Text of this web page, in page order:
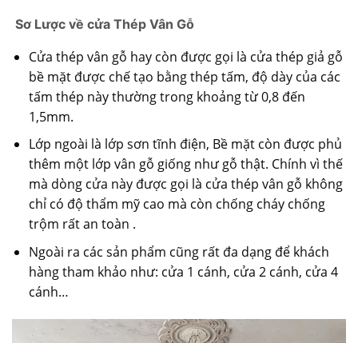
Sơ Lược về cửa Thép Vân Gỗ
Cửa thép vân gỗ hay còn được gọi là cửa thép giả gỗ
bề mặt được chế tạo bằng thép tấm, độ dày của các
tấm thép này thường trong khoảng từ 0,8 đến
1,5mm.
Lớp ngoài là lớp sơn tĩnh điện, Bề mặt còn được phủ
thêm một lớp vân gỗ giống như gỗ thật. Chính vì thế
mà dòng cửa này được gọi là cửa thép vân gỗ không
chỉ có độ thẩm mỹ cao mà còn chống cháy chống
trộm rất an toàn .
Ngoài ra các sản phẩm cũng rất đa dạng để khách
hàng tham khảo như: cửa 1 cánh, cửa 2 cánh, cửa 4
cánh…